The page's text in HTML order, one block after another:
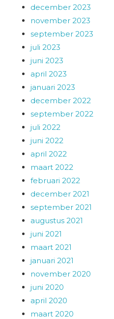
december 2023
november 2023
september 2023
juli 2023
juni 2023
april 2023
januari 2023
december 2022
september 2022
juli 2022
juni 2022
april 2022
maart 2022
februari 2022
december 2021
september 2021
augustus 2021
juni 2021
maart 2021
januari 2021
november 2020
juni 2020
april 2020
maart 2020